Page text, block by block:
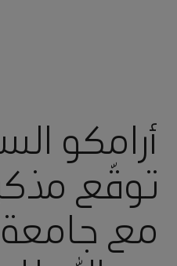
أرامكو
توقّع
مع